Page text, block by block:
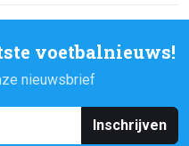
voetbalnieuws!
nieuwsbrief
Inschrijven